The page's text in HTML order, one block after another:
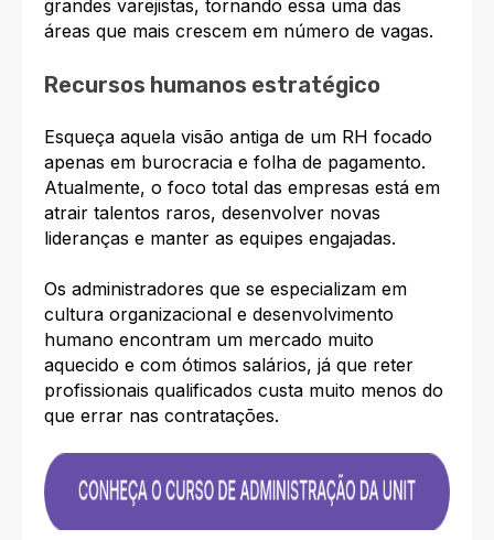
grandes varejistas, tornando essa uma das
áreas que mais crescem em número de vagas.
Recursos humanos estratégico
Esqueça aquela visão antiga de um RH focado
apenas em burocracia e folha de pagamento.
Atualmente, o foco total das empresas está em
atrair talentos raros, desenvolver novas
lideranças e manter as equipes engajadas.
Os administradores que se especializam em
cultura organizacional e desenvolvimento
humano encontram um mercado muito
aquecido e com ótimos salários, já que reter
profissionais qualificados custa muito menos do
que errar nas contratações.